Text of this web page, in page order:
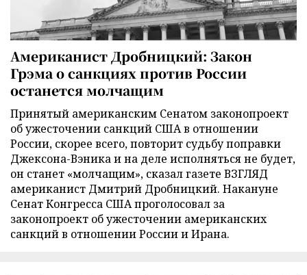
Американист Дробницкий: Закон
Грэма о санкциях против России
останется молчащим
Принятый американским Сенатом законопроект
об ужесточении санкций США в отношении
России, скорее всего, повторит судьбу поправки
Джексона-Вэника и на деле исполняться не будет,
он станет «молчащим», сказал газете ВЗГЛЯД
американист Дмитрий Дробницкий. Накануне
Сенат Конгресса США проголосовал за
законопроект об ужесточении американских
санкций в отношении России и Ирана.